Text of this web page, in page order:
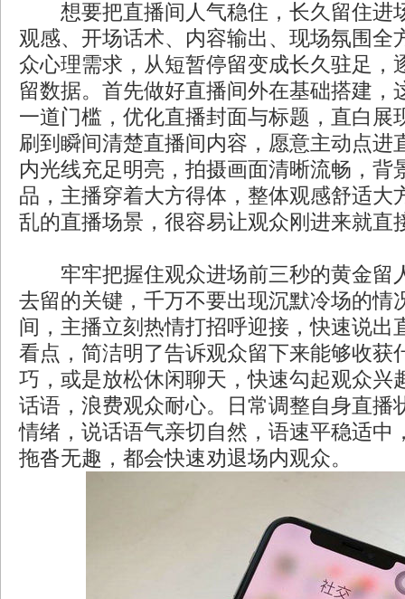
想要把直播间人气稳住，长久留住进
观感、开场话术、内容输出、现场氛围全
众心理需求，从短暂停留变成长久驻足，
留数据。首先做好直播间外在基础搭建，
一道门槛，优化直播封面与标题，直白展
刷到瞬间清楚直播间内容，愿意主动点进
内光线充足明亮，拍摄画面清晰流畅，背
品，主播穿着大方得体，整体观感舒适大
乱的直播场景，很容易让观众刚进来就直
牢牢把握住观众进场前三秒的黄金留
去留的关键，千万不要出现沉默冷场的情
间，主播立刻热情打招呼迎接，快速说出
看点，简洁明了告诉观众留下来能够收获
巧，或是放松休闲聊天，快速勾起观众兴
话语，浪费观众耐心。日常调整自身直播
情绪，说话语气亲切自然，语速平稳适中
拖沓无趣，都会快速劝退场内观众。